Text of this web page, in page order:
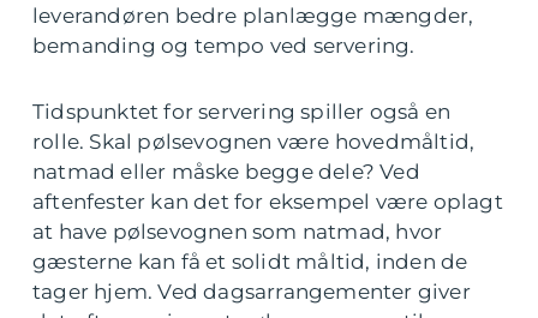
leverandøren bedre planlægge mængder,
bemanding og tempo ved servering.
Tidspunktet for servering spiller også en
rolle. Skal pølsevognen være hovedmåltid,
natmad eller måske begge dele? Ved
aftenfester kan det for eksempel være oplagt
at have pølsevognen som natmad, hvor
gæsterne kan få et solidt måltid, inden de
tager hjem. Ved dagsarrangementer giver